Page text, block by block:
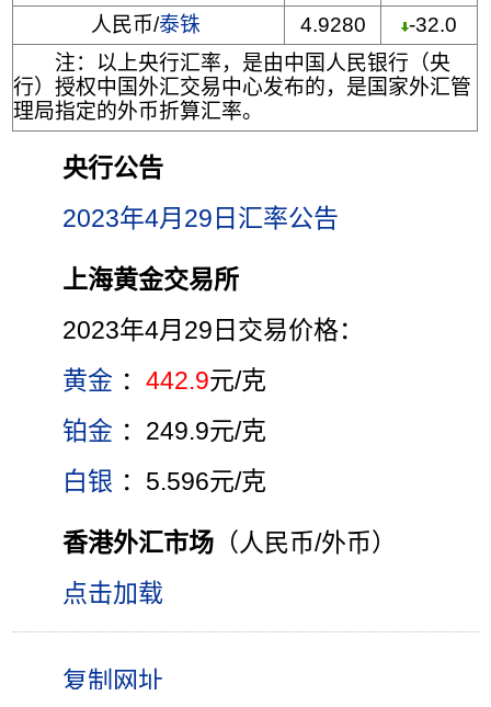
人民币/泰铢 4.9280
-32.0
注：以上央行汇率，是由中国人民银行（央
行）授权中国外汇交易中心发布的，是国家外汇管
理局指定的外币折算汇率。
央行公告
2023年4月29日汇率公告
上海黄金交易所
2023年4月29日交易价格：
黄金 ：442.9元/克
铂金 ：249.9元/克
白银 ：5.596元/克
香港外汇市场 （人民币/外币）
点击加载